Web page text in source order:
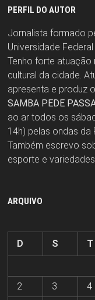
PERFIL DO AUTOR
Jornalista formado
Universidade
Tenho forte atuação
cultural da cidade.
apresenta e produz
SAMBA PEDE
ao ar todos os
14h) pelas ondas da
Também escrevo
esporte e
ARQUIVO
D
S T
2
3 4